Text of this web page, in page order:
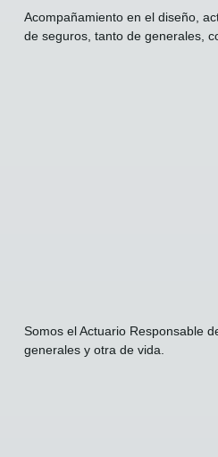
Acompañamiento en el diseño,
de seguros, tanto de generales,
Somos el Actuario Responsable
generales y otra de vida.